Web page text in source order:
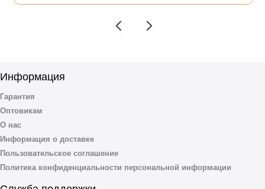
Информация
Гарантия
Оптовикам
О нас
Информация о доставке
Пользовательское соглашение
Политика конфиденциальности персональной информации